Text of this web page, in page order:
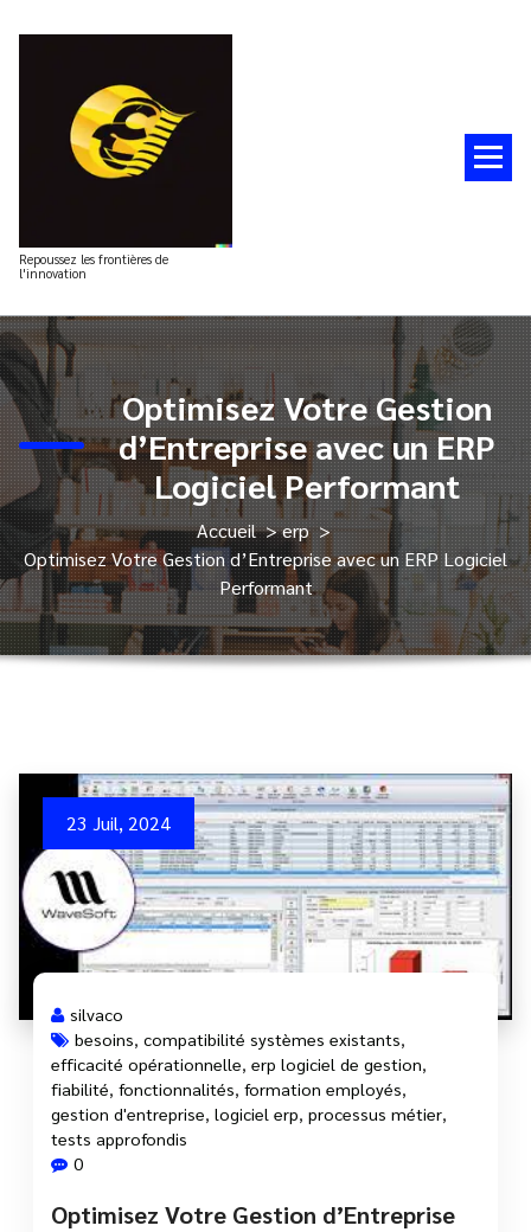
Repoussez les frontières de
l'innovation
Optimisez Votre Gestion
d’Entreprise avec un ERP
Logiciel Performant
Accueil>erp>
Optimisez Votre Gestion d’Entreprise avec un ERP Logiciel
Performant
23 Juil, 2024
silvaco
besoins, compatibilité systèmes existants,
efficacité opérationnelle, erp logiciel de gestion,
fiabilité, fonctionnalités, formation employés,
gestion d'entreprise, logiciel erp, processus métier,
tests approfondis
0
Optimisez Votre Gestion d’Entreprise